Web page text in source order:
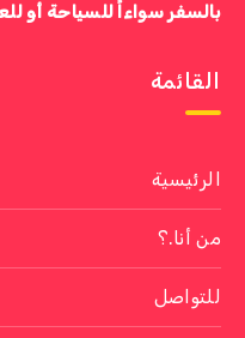
بالسفر سواءاً للسياحة أو
القائمة
الرئيسية
من أنا.؟
للتواصل